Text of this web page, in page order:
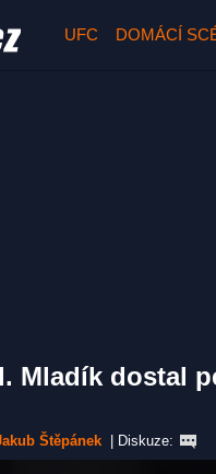
UFC DOMÁCÍ
Mladík dostal
Štěpánek Diskuze: